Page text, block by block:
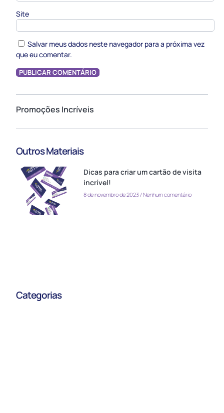
Site
Salvar meus dados neste navegador para a próxima vez
que eu comentar.
Promoções Incríveis
Outros Materiais
Dicas para criar um cartão de visita
incrível!
8 de novembro de 2023 Nenhum comentário
Categorias